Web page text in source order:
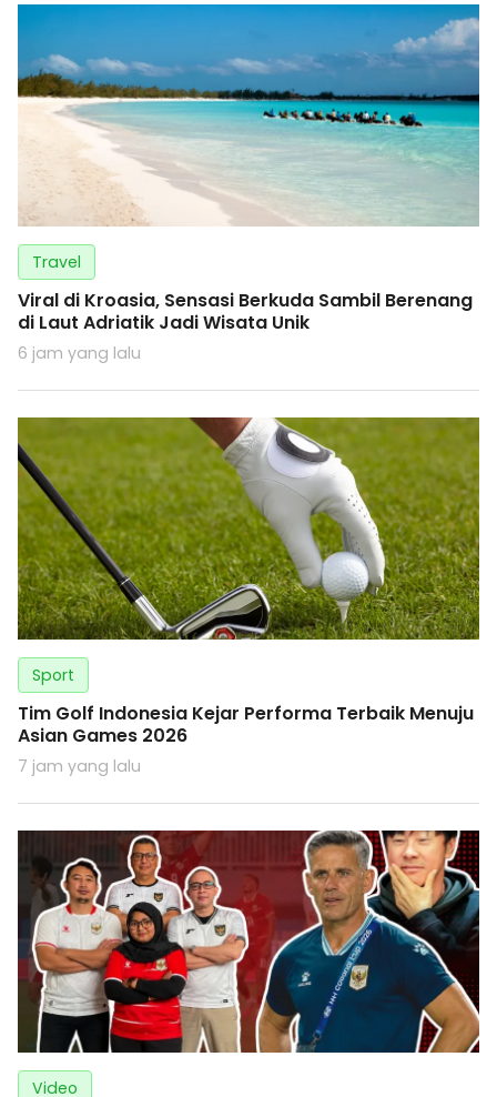
Travel
Viral di Kroasia, Sensasi Berkuda Sambil Berenang
di Laut Adriatik Jadi Wisata Unik
6 jam yang lalu
Sport
Tim Golf Indonesia Kejar Performa Terbaik Menuju
Asian Games 2026
7 jam yang lalu
Video